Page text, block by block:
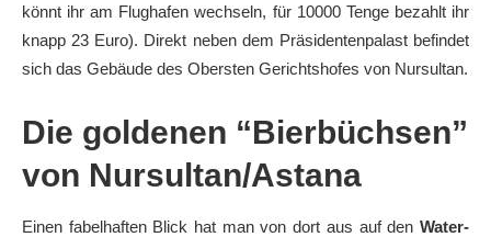
könnt ihr am Flughafen wechseln, für 10000 Tenge bezahlt ihr
knapp 23 Euro). Direkt neben dem Präsidentenpalast befindet
sich das Gebäude des Obersten Gerichtshofes von Nursultan.
Die goldenen “Bierbüchsen”
von Nursultan/Astana
Einen fabelhaften Blick hat man von dort aus auf den Water-